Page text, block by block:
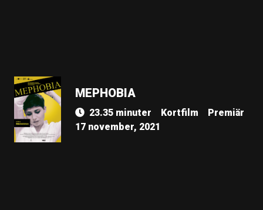
MEPHOBIA
23.35 minuter Kortfilm
Premiär
17 november, 2021